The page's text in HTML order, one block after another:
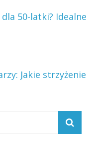
50-latki? Idealne
Jakie strzyżenie